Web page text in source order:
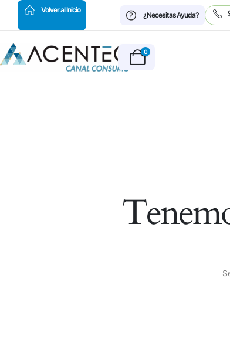
Volver al Inicio
¿Necesitas Ayuda?
0